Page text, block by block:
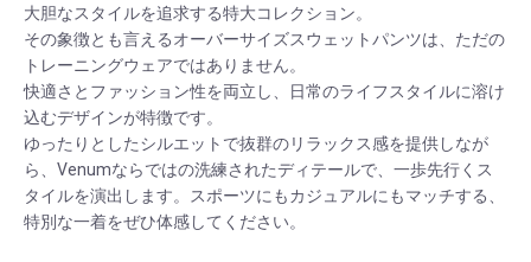
大胆なスタイルを追求する特大コレクション。
その象徴とも言えるオーバーサイズスウェットパンツは、ただの
トレーニングウェアではありません。
快適さとファッション性を両立し、日常のライフスタイルに溶け
込むデザインが特徴です。
ゆったりとしたシルエットで抜群のリラックス感を提供しなが
ら、Venumならではの洗練されたディテールで、一歩先行くス
タイルを演出します。スポーツにもカジュアルにもマッチする、
特別な一着をぜひ体感してください。